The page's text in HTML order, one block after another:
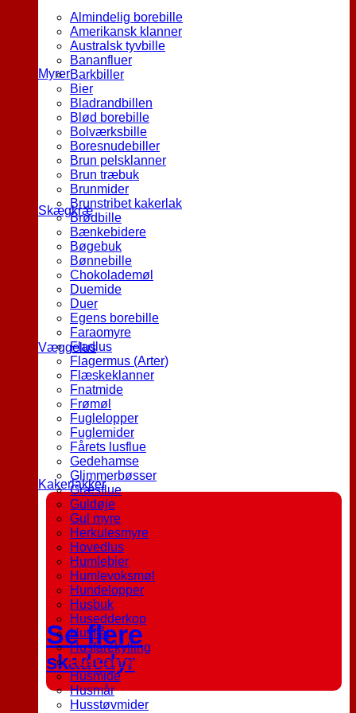
Myrer
Skægkræ
Væggelus
Kakerlakker
Se flere
skadedyr
Almindelig borebille
Amerikansk klanner
Australsk tyvbille
Bananfluer
Barkbiller
Bier
Bladrandbillen
Blød borebille
Bolværksbille
Boresnudebiller
Brun pelsklanner
Brun træbuk
Brunmider
Brunstribet kakerlak
Brødbille
Bænkebidere
Bøgebuk
Bønnebille
Chokolademøl
Duemide
Duer
Egens borebille
Faraomyre
Fladlus
Flagermus (Arter)
Flæskeklanner
Fnatmide
Frømøl
Fuglelopper
Fuglemider
Fårets lusflue
Gedehamse
Glimmerbøsser
Græsflue
Guldøje
Gul myre
Herkulesmyre
Hovedlus
Humlebier
Humlevoksmøl
Hundelopper
Husbuk
Husedderkop
Husflåt
Husfårekylling
Husklanner
Husmide
Husmår
Husstøvmider